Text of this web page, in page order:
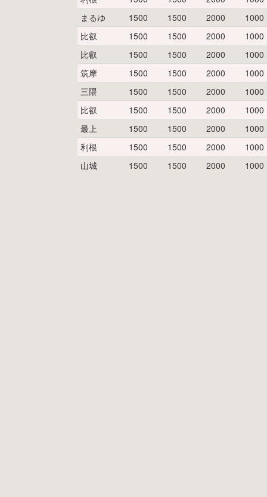
まるゆ
1500 1500 2000
1000
比叡
1500 1500 2000
1000
比叡
1500 1500 2000
1000
筑摩
1500 1500 2000
1000
三隈
1500 1500 2000
1000
比叡
1500 1500 2000
1000
最上
1500 1500 2000
1000
利根
1500 1500 2000
1000
山城
1500 1500 2000 1000